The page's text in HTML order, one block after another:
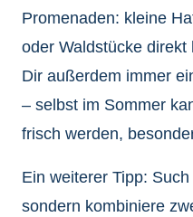
Promenaden: kleine
oder Waldstücke
Dir außerdem immer
– selbst im Sommer
frisch werden,
Ein weiterer Tipp:
sondern kombiniere